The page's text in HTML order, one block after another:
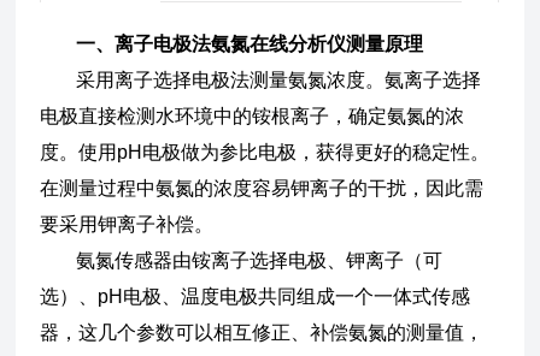
一、离子电极法氨氮在线分析仪测量原理
采用离子选择电极法测量氨氮浓度。氨离子选择
电极直接检测水环境中的铵根离子，确定氨氮的浓
度。使用pH电极做为参比电极，获得更好的稳定性。
在测量过程中氨氮的浓度容易钾离子的干扰，因此需
要采用钾离子补偿。
氨氮传感器由铵离子选择电极、钾离子（可
选）、pH电极、温度电极共同组成一个一体式传感
器，这几个参数可以相互修正、补偿氨氮的测量值，